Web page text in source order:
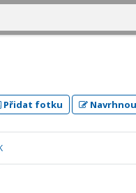
Přidat fotku